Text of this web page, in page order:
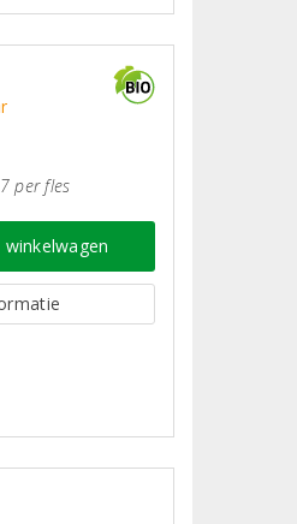
per fles
winkelwagen